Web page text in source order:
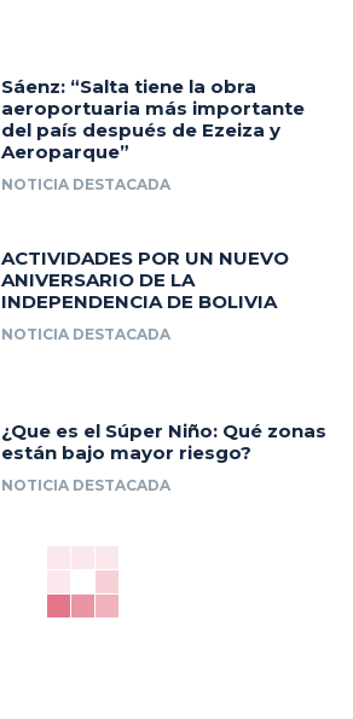
Sáenz: “Salta tiene la obra
aeroportuaria más importante
del país después de Ezeiza y
Aeroparque”
NOTICIA DESTACADA
ACTIVIDADES POR UN NUEVO
ANIVERSARIO DE LA
INDEPENDENCIA DE BOLIVIA
NOTICIA DESTACADA
¿Que es el Súper Niño: Qué zonas
están bajo mayor riesgo?
NOTICIA DESTACADA